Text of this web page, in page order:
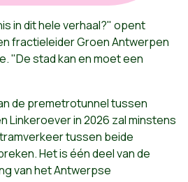
in dit hele verhaal?" opent
fractieleider Groen Antwerpen
"De stad kan en moet een
de premetrotunnel tussen
Linkeroever in 2026 zal minstens
tussen beide
Het is één deel van de
van het Antwerpse